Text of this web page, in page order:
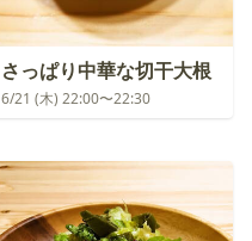
さっぱり中華な切干大根
6/21 (木) 22:00〜22:30